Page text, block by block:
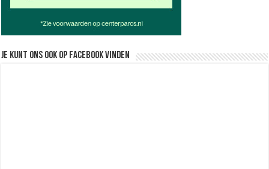
Je kunt ons ook op facebook vinden